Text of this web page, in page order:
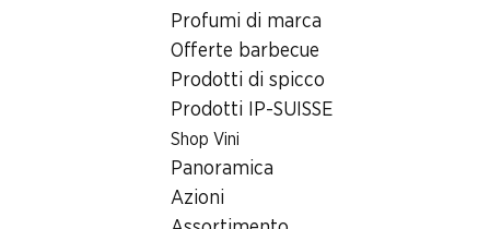
Profumi di marca
Offerte barbecue
Prodotti di spicco
Prodotti IP-SUISSE
Shop Vini
Panoramica
Azioni
Zweifel Chips Original Paprika